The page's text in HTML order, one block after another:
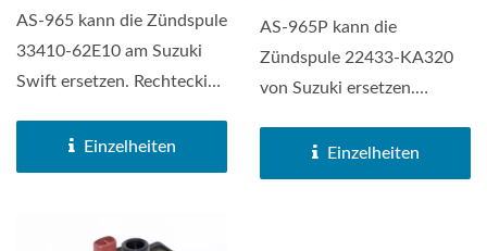
AS-965 kann die Zündspule
33410-62E10 am Suzuki
Swift ersetzen. Rechteckige
Einzelheiten
AS-965P kann die
Zündspule 22433-KA320
von Suzuki ersetzen.
2P, 4P, 6P) wird...
Einzelheiten